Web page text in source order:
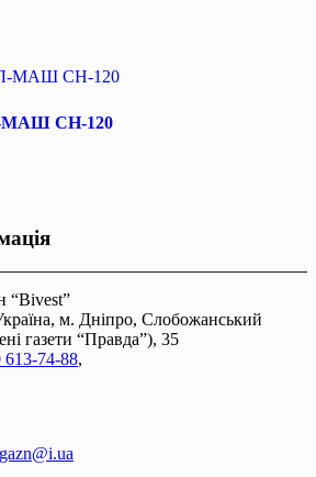
МАШ СН-120
“Bivest”
м. Дніпро, Слобожанський
газети “Правда”), 35
613-74-88,